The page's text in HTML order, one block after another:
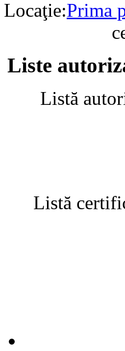
Locaţie:Prima
Liste
Listă
Listă